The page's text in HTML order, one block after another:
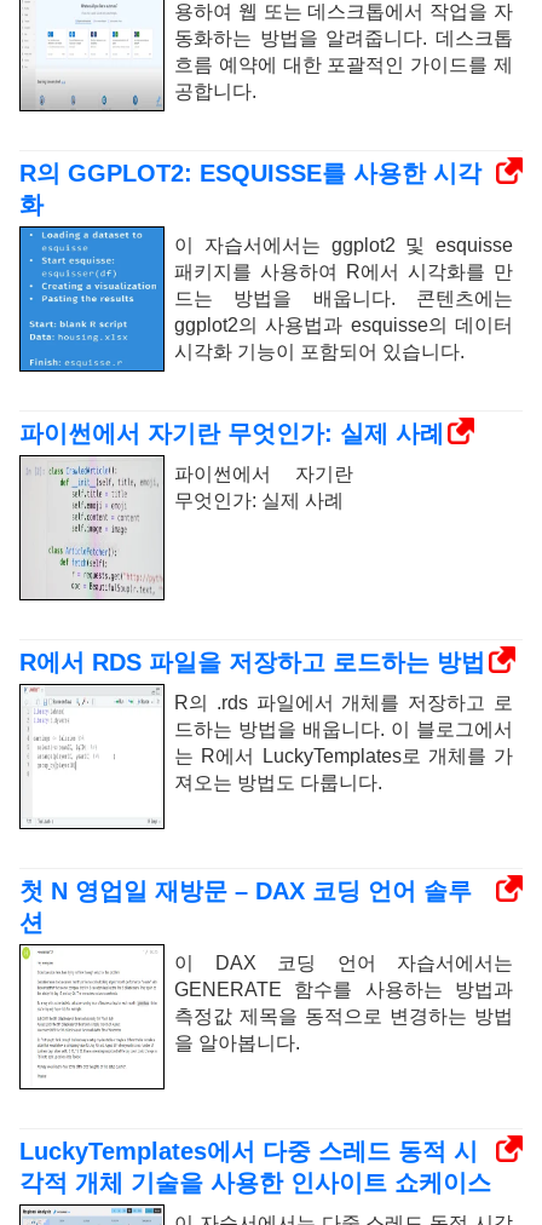
용하여 웹 또는 데스크톱에서 작업을 자
동화하는 방법을 알려줍니다. 데스크톱
흐름 예약에 대한 포괄적인 가이드를 제
공합니다.
R의 GGPLOT2: ESQUISSE를 사용한 시각
화
이 자습서에서는 ggplot2 및 esquisse
패키지를 사용하여 R에서 시각화를 만
드는 방법을 배웁니다. 콘텐츠에는
ggplot2의 사용법과 esquisse의 데이터
시각화 기능이 포함되어 있습니다.
파이썬에서 자기란 무엇인가: 실제 사례
파이썬에서 자기란
무엇인가: 실제 사례
R에서 RDS 파일을 저장하고 로드하는 방법
R의 .rds 파일에서 개체를 저장하고 로
드하는 방법을 배웁니다. 이 블로그에서
는 R에서 LuckyTemplates로 개체를 가
져오는 방법도 다룹니다.
첫 N 영업일 재방문 – DAX 코딩 언어 솔루
션
이 DAX 코딩 언어 자습서에서는
GENERATE 함수를 사용하는 방법과
측정값 제목을 동적으로 변경하는 방법
을 알아봅니다.
LuckyTemplates에서 다중 스레드 동적 시
각적 개체 기술을 사용한 인사이트 쇼케이스